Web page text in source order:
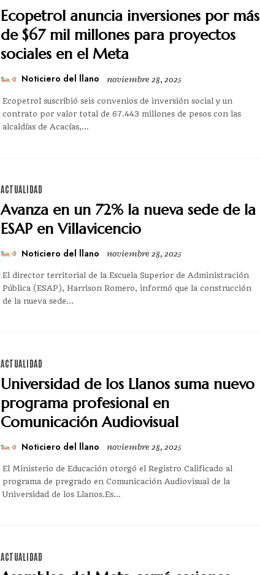
Ecopetrol anuncia inversiones por más
de $67 mil millones para proyectos
sociales en el Meta
Noticiero del llano noviembre 28, 2025
Ecopetrol suscribió seis convenios de inversión social y un
contrato por valor total de 67.443 millones de pesos con las
alcaldías de Acacías,...
ACTUALIDAD
Avanza en un 72% la nueva sede de la
ESAP en Villavicencio
Noticiero del llano noviembre 28, 2025
El director territorial de la Escuela Superior de Administración
Pública (ESAP), Harrison Romero, informó que la construcción
de la nueva sede...
ACTUALIDAD
Universidad de los Llanos suma nuevo
programa profesional en
Comunicación Audiovisual
Noticiero del llano noviembre 28, 2025
El Ministerio de Educación otorgó el Registro Calificado al
programa de pregrado en Comunicación Audiovisual de la
Universidad de los Llanos.Es...
ACTUALIDAD